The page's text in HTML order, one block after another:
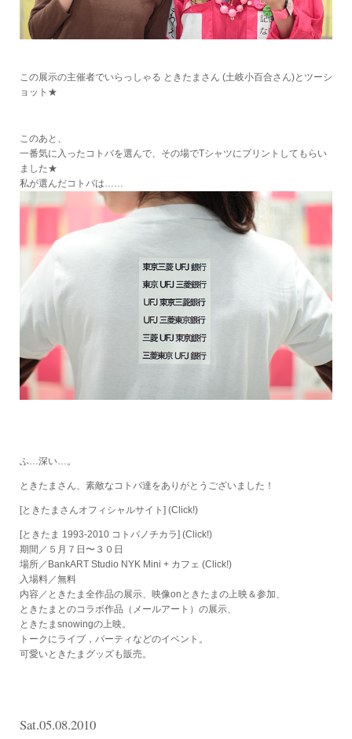
この展示の主催者でいらっしゃる ときたまさん (土岐小百合さん)とツーシ
ョット★
このあと、
一番気に入ったコトバを選んで、その場でTシャツにプリントしてもらい
ました★
私が選んだコトバは……
ふ…深い…。
ときたまさん、素敵なコトバ達をありがとうございました！
[ときたまさんオフィシャルサイト] (Click!)
[ときたま 1993-2010 コトバノチカラ] (Click!)
期間／５月７日〜３０日
場所／BankART Studio NYK Mini + カフェ (Click!)
入場料／無料
内容／ときたま全作品の展示、映像onときたまの上映＆参加、
ときたまとのコラボ作品（メールアート）の展示、
ときたまsnowingの上映。
トークにライブ，パーティなどのイベント。
可愛いときたまグッズも販売。
Sat.05.08.2010